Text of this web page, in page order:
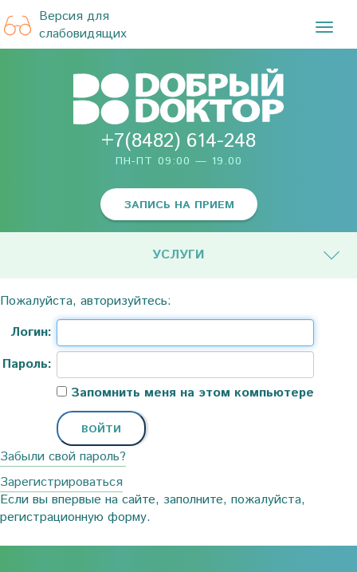
Версия для
слабовидящих
+7(8482) 614-248
ПН-ПТ 09:00 — 19.00
ЗАПИСЬ НА ПРИЕМ
УСЛУГИ
Пожалуйста, авторизуйтесь:
Логин:
Пароль:
Запомнить меня на этом компьютере
Забыли свой пароль?
Зарегистрироваться
Если вы впервые на сайте, заполните, пожалуйста,
регистрационную форму.